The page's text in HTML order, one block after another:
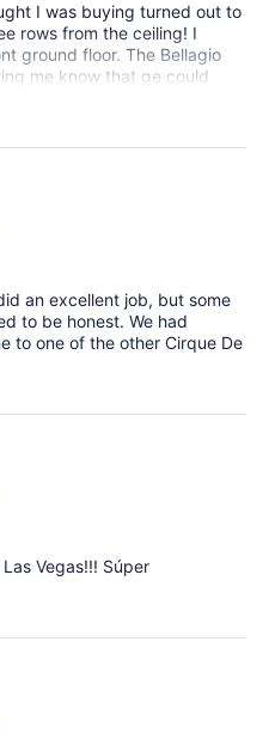
I was buying turned out to
rows from the ceiling! I
ground floor. The Bellagio
me know that ge could
stage for $30 less than
why the seats aren’t
use this again. I’ll just
an excellent job, but some
to be honest. We had
to one of the other Cirque De
Vegas!!! Súper